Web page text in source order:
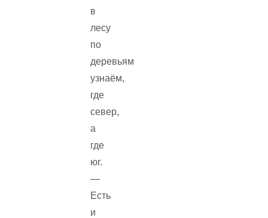
в
лесу
по
деревьям
узнаём,
где
север,
а
где
юг.
—
Есть
и